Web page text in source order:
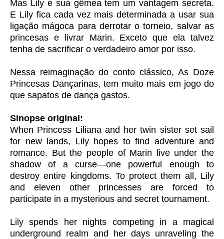
Mas Lily e sua gêmea tem um vantagem secreta.
E Lily fica cada vez mais determinada a usar sua
ligação mágoca para derrotar o torneio, salvar as
princesas e livrar Marin. Exceto que ela talvez
tenha de sacrificar o verdadeiro amor por isso.
Nessa reimaginação do conto clássico, As Doze
Princesas Dançarinas, tem muito mais em jogo do
que sapatos de dança gastos.
Sinopse original:
When Princess Liliana and her twin sister set sail
for new lands, Lily hopes to find adventure and
romance. But the people of Marin live under the
shadow of a curse—one powerful enough to
destroy entire kingdoms. To protect them all, Lily
and eleven other princesses are forced to
participate in a mysterious and secret tournament.
Lily spends her nights competing in a magical
underground realm and her days unraveling the